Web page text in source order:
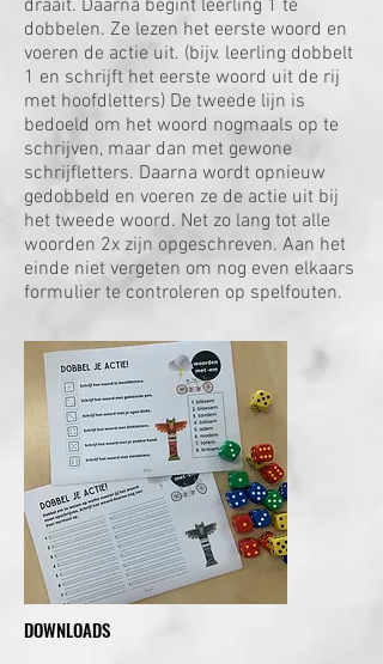
draait. Daarna begint leerling 1 te
dobbelen. Ze lezen het eerste woord en
voeren de actie uit. (bijv. leerling dobbelt
1 en schrijft het eerste woord uit de rij
met hoofdletters) De tweede lijn is
bedoeld om het woord nogmaals op te
schrijven, maar dan met gewone
schrijfletters. Daarna wordt opnieuw
gedobbeld en voeren ze de actie uit bij
het tweede woord. Net zo lang tot alle
woorden 2x zijn opgeschreven. Aan het
einde niet vergeten om nog even elkaars
formulier te controleren op spelfouten.
DOWNLOADS